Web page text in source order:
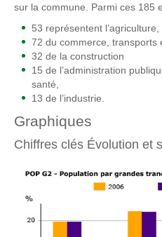
sur la commune. Parmi ces 185
53 représentent
72 du commerce, transports
32 de la construction
15 de l’administration
santé,
13 de l’industrie.
Graphiques
Chiffres clés Évolution et